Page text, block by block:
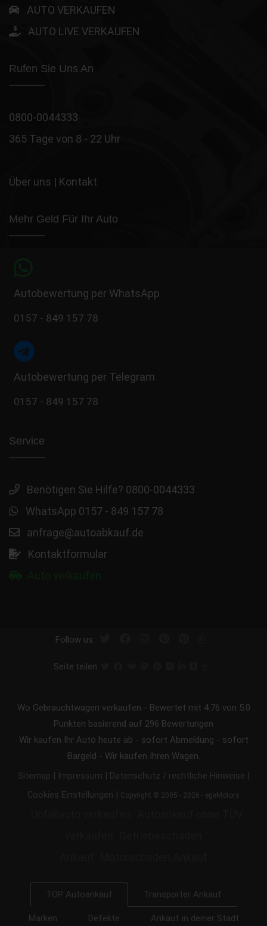
AUTO VERKAUFEN
AUTO LIVE VERKAUFEN
Rufen Sie Uns An
0800-0044333
365 Tage von 8 - 22 Uhr
Über uns | Kontakt
Mehr Geld Für Ihr Auto
Autobewertung per WhatsApp
0157 - 849 157 78
Autobewertung per Telegram
0157 - 849 157 78
Service
Benötigen Sie Hilfe? 0800-0044333
WhatsApp 0157 - 849 157 78
anfrage@autoabkauf.de
Kontaktformular
Follow us:
Seite teilen:
Wo Gebrauchtwagen verkaufen - Bewertet mit 4.76 von 5.0
Punkten basierend auf 296 Bewertungen
Wir kaufen Ihr Auto heute ab - sofort Abmeldung - sofort
Bargeld - Wir kaufen Ihren Wagen.
Sitemap | Impressum | Datenschutz / rechtliche Hinweise |
Cookies Einstellungen | Copyright © 2005 - 2026 - egeMotors
TOP Autoankauf Transporter Ankauf
Marken Defekte Ankauf in deiner Stadt